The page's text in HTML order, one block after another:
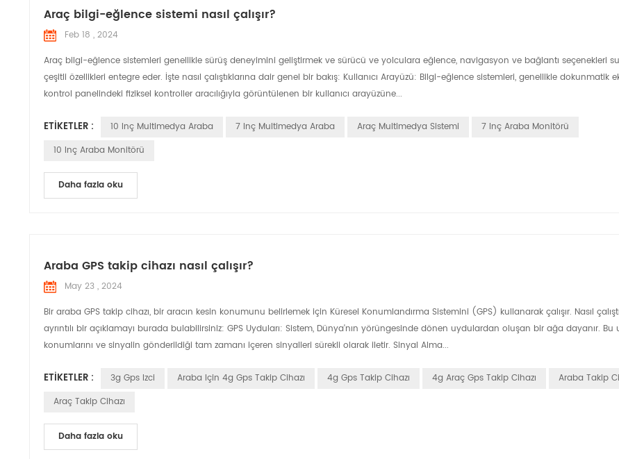
Araç bilgi-eğlence sistemi nasıl çalışır?
Feb 18 , 2024
Araç bilgi-eğlence sistemleri genellikle sürüş deneyimini geliştirmek ve sürücü ve yolculara eğlence, navigasyon ve bağlantı seçenekleri
çeşitli özellikleri entegre eder. İşte nasıl çalıştıklarına dair genel bir bakış: Kullanıcı Arayüzü: Bilgi-eğlence sistemleri, genellikle dokunmatik
kontrol panelindeki fiziksel kontroller aracılığıyla görüntülenen bir kullanıcı arayüzüne...
ETIKETLER : 10 Inç Multimedya Araba 7 Inç Multimedya Araba Araç Multimedya Sistemi
7 Inç Araba Monitörü
10 Inç Araba Monitörü
Daha fazla oku
Araba GPS takip cihazı nasıl çalışır?
May 23 , 2024
Bir araba GPS takip cihazı, bir aracın kesin konumunu belirlemek için Küresel Konumlandırma Sistemini (GPS) kullanarak çalışır. Nasıl
ayrıntılı bir açıklamayı burada bulabilirsiniz: GPS Uyduları: Sistem, Dünya'nın yörüngesinde dönen uydulardan oluşan bir ağa dayanır. Bu
konumlarını ve sinyalin gönderildiği tam zamanı içeren sinyalleri sürekli olarak iletir. Sinyal Alma...
ETIKETLER : 3g Gps Izci Araba Için 4g Gps Takip Cihazı 4g Gps Takip Cihazı 4g Araç Gps Takip Cihazı
Araba Takip
Araç Takip Cihazı
Daha fazla oku